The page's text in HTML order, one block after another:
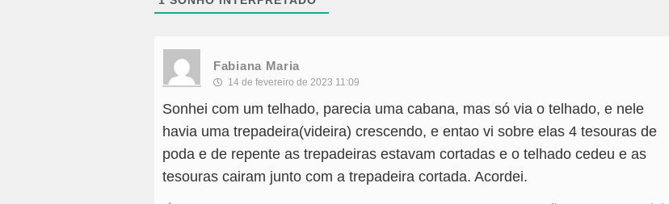
Fabiana Maria
14 de fevereiro de 2023 11:09
Sonhei com um telhado, parecia uma cabana, mas só via o telhado, e nele
havia uma trepadeira(videira) crescendo, e entao vi sobre elas 4 tesouras de
poda e de repente as trepadeiras estavam cortadas e o telhado cedeu e as
tesouras cairam junto com a trepadeira cortada. Acordei.